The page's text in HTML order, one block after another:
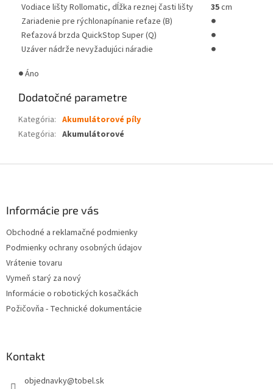
Vodiace lišty Rollomatic, dĺžka reznej časti lišty
35cm
Zariadenie pre rýchlonapínanie reťaze (B)
●
Reťazová brzda QuickStop Super (Q)
●
Uzáver nádrže nevyžadujúci náradie
●
●Áno
Dodatočné parametre
Kategória: Akumulátorové píly
Kategória: Akumulátorové
Informácie pre vás
Obchodné a reklamačné podmienky
Podmienky ochrany osobných údajov
Vrátenie tovaru
Vymeň starý za nový
Informácie o robotických kosačkách
Požičovňa - Technické dokumentácie
Kontakt
objednavky@tobel.sk